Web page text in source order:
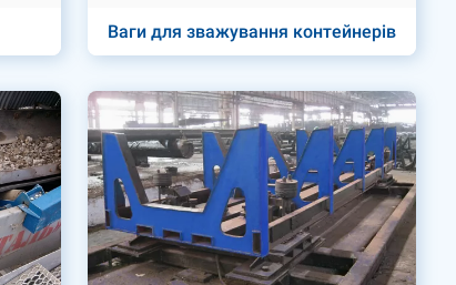
Ваги для зважування контейнерів